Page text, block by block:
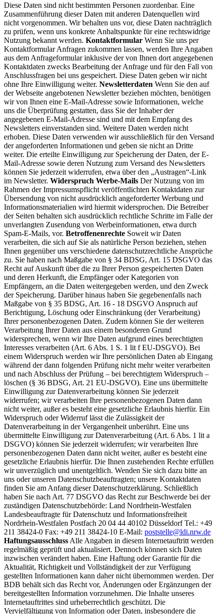
Diese Daten sind nicht bestimmten Personen zuordenbar. Eine
Zusammenführung dieser Daten mit anderen Datenquellen wird
nicht vorgenommen. Wir behalten uns vor, diese Daten nachträglich
zu prüfen, wenn uns konkrete Anhaltspunkte für eine rechtswidrige
Nutzung bekannt werden. Kontaktformular Wenn Sie uns per
Kontaktformular Anfragen zukommen lassen, werden Ihre Angaben
aus dem Anfrageformular inklusive der von Ihnen dort angegebenen
Kontaktdaten zwecks Bearbeitung der Anfrage und für den Fall von
Anschlussfragen bei uns gespeichert. Diese Daten geben wir nicht
ohne Ihre Einwilligung weiter. Newsletterdaten Wenn Sie den auf
der Webseite angebotenen Newsletter beziehen möchten, benötigen
wir von Ihnen eine E-Mail-Adresse sowie Informationen, welche
uns die Überprüfung gestatten, dass Sie der Inhaber der
angegebenen E-Mail-Adresse sind und mit dem Empfang des
Newsletters einverstanden sind. Weitere Daten werden nicht
erhoben. Diese Daten verwenden wir ausschließlich für den Versand
der angeforderten Informationen und geben sie nicht an Dritte
weiter. Die erteilte Einwilligung zur Speicherung der Daten, der E-
Mail-Adresse sowie deren Nutzung zum Versand des Newsletters
können Sie jederzeit widerrufen, etwa über den „Austragen“-Link
im Newsletter. Widerspruch Werbe-Mails Der Nutzung von im
Rahmen der Impressumspflicht veröffentlichten Kontaktdaten zur
Übersendung von nicht ausdrücklich angeforderter Werbung und
Informationsmaterialien wird hiermit widersprochen. Die Betreiber
der Seiten behalten sich ausdrücklich rechtliche Schritte im Falle der
unverlangten Zusendung von Werbeinformationen, etwa durch
Spam-E-Mails, vor. Betroffenenrechte Soweit wir Daten
verarbeiten, die sich auf Sie als natürliche Person beziehen, stehen
Ihnen gegenüber uns verschiedene datenschutzrechtliche Ansprüche
zu. Sie haben nach Maßgabe von § 34 BDSG, Art. 15 DSGVO das
Recht auf Auskunft über die zu Ihrer Person gespeicherten Daten
und deren Herkunft, die Empfänger oder Kategorien von
Empfängern, an die Daten weitergegeben werden, und den Zweck
der Speicherung. Darüber hinaus haben Sie gegebenenfalls nach
Maßgabe von § 35 BDSG, Art. 16 - 18 DSGVO Anspruch auf
Berichtigung, Löschung oder Einschränkung (der Verarbeitung)
Ihrer personenbezogenen Daten. Zudem können Sie der weiteren
Verarbeitung Ihrer Daten aus einem besonderen Grund
widersprechen, wenn wir Ihre Daten aufgrund eines berechtigten
Interesses verarbeiten (Art. 6 Abs. 1 S. 1 lit f EU-DSGVO). Bei
einem Widerspruch werden wir Ihre persönlichen Daten ab Eingang
während der dann folgenden Prüfung nicht mehr weiter verarbeiten
und nach Abschluss der Prüfung – bei berechtigtem Widerspruch –
löschen (§ 36 BDSG, Art. 21 EU-DSGVO). Eine uns übermittelte
Einwilligung zur Datenverarbeitung können Sie jederzeit
widerrufen; wir verarbeiten Ihre personenbezogenen Daten dann
nicht weiter, außer es besteht eine gesetzliche Erlaubnis hierfür. Ein
Widerspruch oder Widerruf lässt die Zulässigkeit der
Datenverarbeitung in der Vergangenheit unberührt. Eine uns
übermittelte Einwilligung zur Datenverarbeitung (Art. 6 Abs. 1 lit a
DSGVO) können Sie jederzeit widerrufen; wir verarbeiten Ihre
personenbezogenen Daten dann nicht weiter, außer es besteht eine
gesetzliche Erlaubnis hierfür. Die Ihnen zustehenden Rechte erfüllen
wir unverzüglich und unentgeltlich. Wenden Sie sich dazu bitte an
uns oder unseren Datenschutzbeauftragten; unsere Kontaktdaten
finden Sie am Anfang dieser Datenschutzerklärung. Schließlich
haben Sie nach Art. 77 DSGVO das Recht zur Beschwerde bei der
zuständigen Datenschutzbehörde: Land Nordrhein-Westfalen
Landesbeauftragte für Datenschutz und Informationsfreiheit
Nordrhein-Westfalen Postfach 20 04 44 40102 Düsseldorf Tel.: +49
211 38424-0 Fax: +49 211 38424-10 E-Mail: poststelle@ldi.nrw.de
Haftungsausschluss Alle Angaben in diesem Internetauftritt werden
regelmäßig geprüft und aktualisiert. Dennoch können sich Daten
inzwischen verändert haben. Eine Haftung oder Garantie für die
Aktualität, Richtigkeit und Vollständigkeit der zur Verfügung
gestellten Informationen kann daher nicht übernommen werden. Der
BDB behält sich das Recht vor, Änderungen oder Ergänzungen der
bereitgestellten Information vorzunehmen. Die Inhalte unseres
Internetauftrittes sind urheberrechtlich geschützt. Die
Vervielfältigung von Information oder Daten, insbesondere die